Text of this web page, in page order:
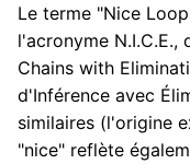
Le terme "Nice
l'acronyme
Chains with
d'Inférence avec
similaires (l'origine
"nice" reflète